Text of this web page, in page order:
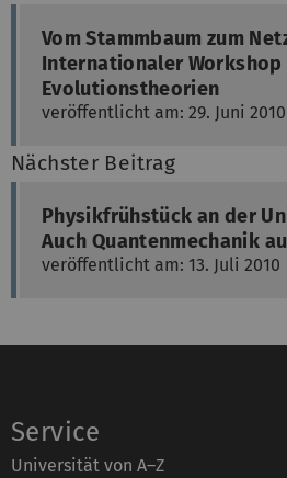
Vom Stammbaum zum
Internationaler Workshop
Evolutionstheorien
veröffentlicht am: 29. Juni 2010
Nächster Beitrag
Physikfrühstück an der
Auch Quantenmechanik
veröffentlicht am: 13. Juli 2010
Service
Universität von A–Z